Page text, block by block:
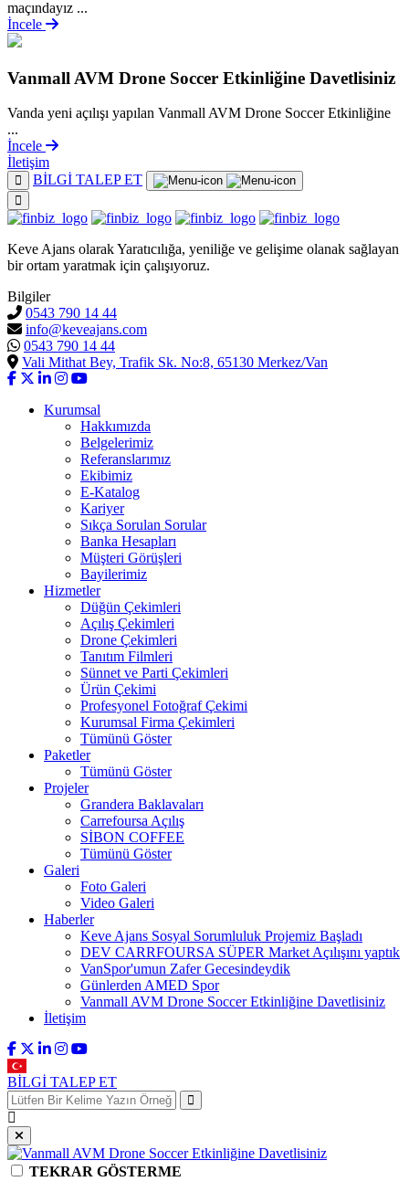
maçındayız ...
İncele
Vanmall AVM Drone Soccer Etkinliğine Davetlisiniz
Vanda yeni açılışı yapılan Vanmall AVM Drone Soccer Etkinliğine
...
İncele
İletişim
BİLGİ TALEP ET
Keve Ajans olarak Yaratıcılığa, yeniliğe ve gelişime olanak sağlayan
bir ortam yaratmak için çalışıyoruz.
Bilgiler
0543 790 14 44
info@keveajans.com
0543 790 14 44
Vali Mithat Bey, Trafik Sk. No:8, 65130 Merkez/Van
Kurumsal
Hakkımızda
Belgelerimiz
Referanslarımız
Ekibimiz
E-Katalog
Kariyer
Sıkça Sorulan Sorular
Banka Hesapları
Müşteri Görüşleri
Bayilerimiz
Hizmetler
Düğün Çekimleri
Açılış Çekimleri
Drone Çekimleri
Tanıtım Filmleri
Sünnet ve Parti Çekimleri
Ürün Çekimi
Profesyonel Fotoğraf Çekimi
Kurumsal Firma Çekimleri
Tümünü Göster
Paketler
Tümünü Göster
Projeler
Grandera Baklavaları
Carrefoursa Açılış
SİBON COFFEE
Tümünü Göster
Galeri
Foto Galeri
Video Galeri
Haberler
Keve Ajans Sosyal Sorumluluk Projemiz Başladı
DEV CARRFOURSA SÜPER Market Açılışını yaptık
VanSpor'umun Zafer Gecesindeydik
Günlerden AMED Spor
Vanmall AVM Drone Soccer Etkinliğine Davetlisiniz
İletişim
BİLGİ TALEP ET
TEKRAR GÖSTERME